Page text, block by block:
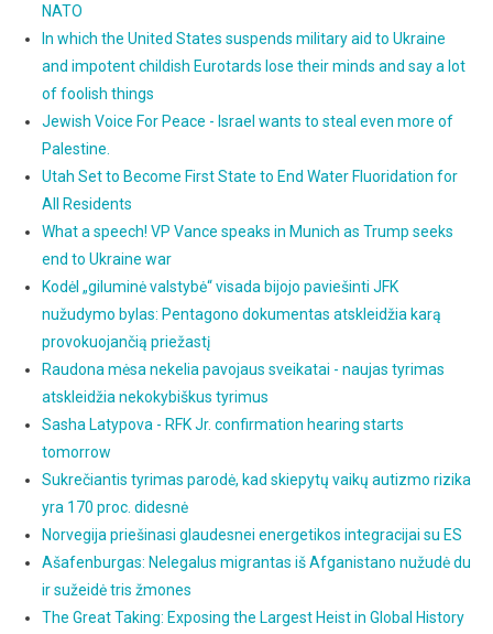
NATO
In which the United States suspends military aid to Ukraine
and impotent childish Eurotards lose their minds and say a lot
of foolish things
Jewish Voice For Peace - Israel wants to steal even more of
Palestine.
Utah Set to Become First State to End Water Fluoridation for
All Residents
What a speech! VP Vance speaks in Munich as Trump seeks
end to Ukraine war
Kodėl „giluminė valstybė“ visada bijojo paviešinti JFK
nužudymo bylas: Pentagono dokumentas atskleidžia karą
provokuojančią priežastį
Raudona mėsa nekelia pavojaus sveikatai - naujas tyrimas
atskleidžia nekokybiškus tyrimus
Sasha Latypova - RFK Jr. confirmation hearing starts
tomorrow
Sukrečiantis tyrimas parodė, kad skiepytų vaikų autizmo rizika
yra 170 proc. didesnė
Norvegija priešinasi glaudesnei energetikos integracijai su ES
Ašafenburgas: Nelegalus migrantas iš Afganistano nužudė du
ir sužeidė tris žmones
The Great Taking: Exposing the Largest Heist in Global History